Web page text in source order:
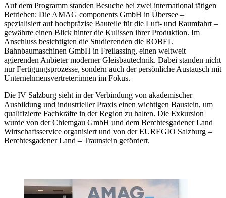
Auf dem Programm standen Besuche bei zwei international tätigen
Betrieben: Die AMAG components GmbH in Übersee –
spezialisiert auf hochpräzise Bauteile für die Luft- und Raumfahrt –
gewährte einen Blick hinter die Kulissen ihrer Produktion. Im
Anschluss besichtigten die Studierenden die ROBEL
Bahnbaumaschinen GmbH in Freilassing, einen weltweit
agierenden Anbieter moderner Gleisbautechnik. Dabei standen nicht
nur Fertigungsprozesse, sondern auch der persönliche Austausch mit
Unternehmensvertreter:innen im Fokus.
Die IV Salzburg sieht in der Verbindung von akademischer
Ausbildung und industrieller Praxis einen wichtigen Baustein, um
qualifizierte Fachkräfte in der Region zu halten. Die Exkursion
wurde von der Chiemgau GmbH und dem Berchtesgadener Land
Wirtschaftsservice organisiert und von der EUREGIO Salzburg –
Berchtesgadener Land – Traunstein gefördert.